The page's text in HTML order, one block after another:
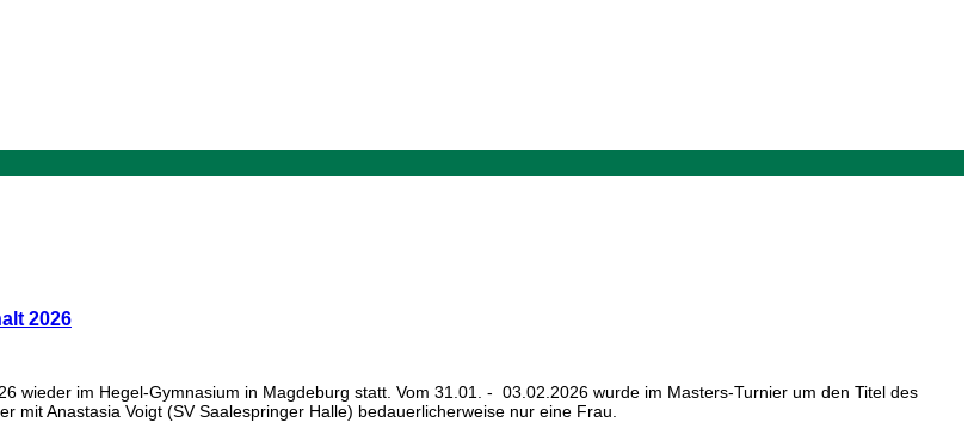
2026
wieder im Hegel-Gymnasium in Magdeburg statt. Vom 31.01. - 03.02.2026 wurde im Masters-Turnier um den Titel des
mit Anastasia Voigt (SV Saalespringer Halle) bedauerlicherweise nur eine Frau.